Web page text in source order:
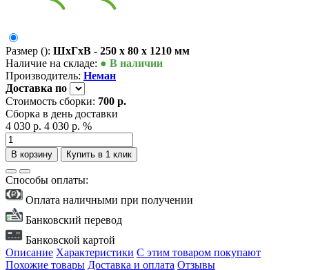
Размер (): ШxГxВ - 250 x 80 x 1210 мм
Наличие на складе: ● В наличии
Производитель: Неман
Доставка по
Стоимость сборки: 700 р.
Сборка в день доставки
4 030 р. 4 030 р. %
В корзину Купить в 1 клик
Способы оплаты:
Оплата наличными при получении
Банковский перевод
Банковской картой
Описание Характеристики С этим товаром покупают
Похожие товары Доставка и оплата Отзывы